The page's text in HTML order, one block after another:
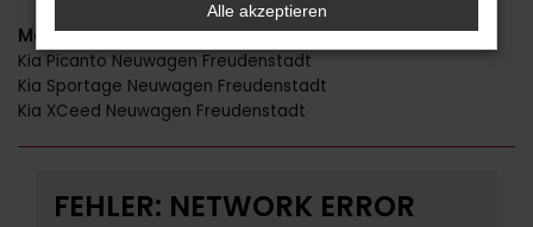
Modelle
Kia Picanto Neuwagen Freudenstadt
Kia Sportage Neuwagen Freudenstadt
Kia XCeed Neuwagen Freudenstadt
FEHLER: NETWORK ERROR
Alle akzeptieren